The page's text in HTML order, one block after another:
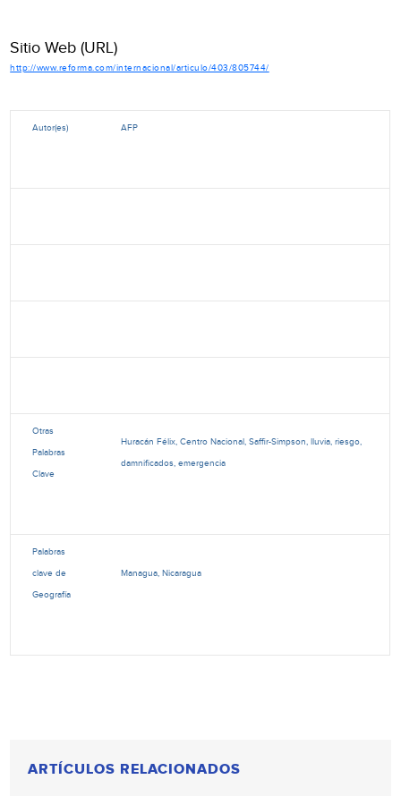
Sitio Web (URL)
http://www.reforma.com/internacional/articulo/403/805744/
Autor(es) AFP
Otras
Palabras
Clave
Huracán Félix, Centro Nacional, Saffir-Simpson, lluvia, riesgo,
damnificados, emergencia
Palabras
clave de
Geografía
Managua, Nicaragua
ARTÍCULOS RELACIONADOS